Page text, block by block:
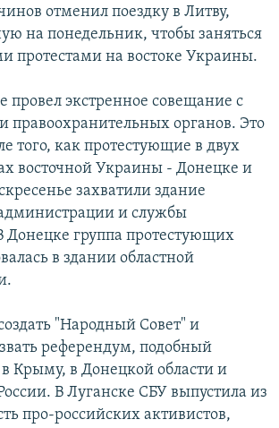
отменил поездку в Литву,
на понедельник, чтобы заняться
протестами на востоке Украины.
провел экстренное совещание с
правоохранительных органов. Это
того, как протестующие в двух
восточной Украины - Донецке и
захватили здание
и службы
Донецке группа протестующих
в здании областной
"Народный Совет" и
референдум, подобный
Крыму, в Донецкой области и
В Луганске СБУ выпустила из
про-российских активистов,